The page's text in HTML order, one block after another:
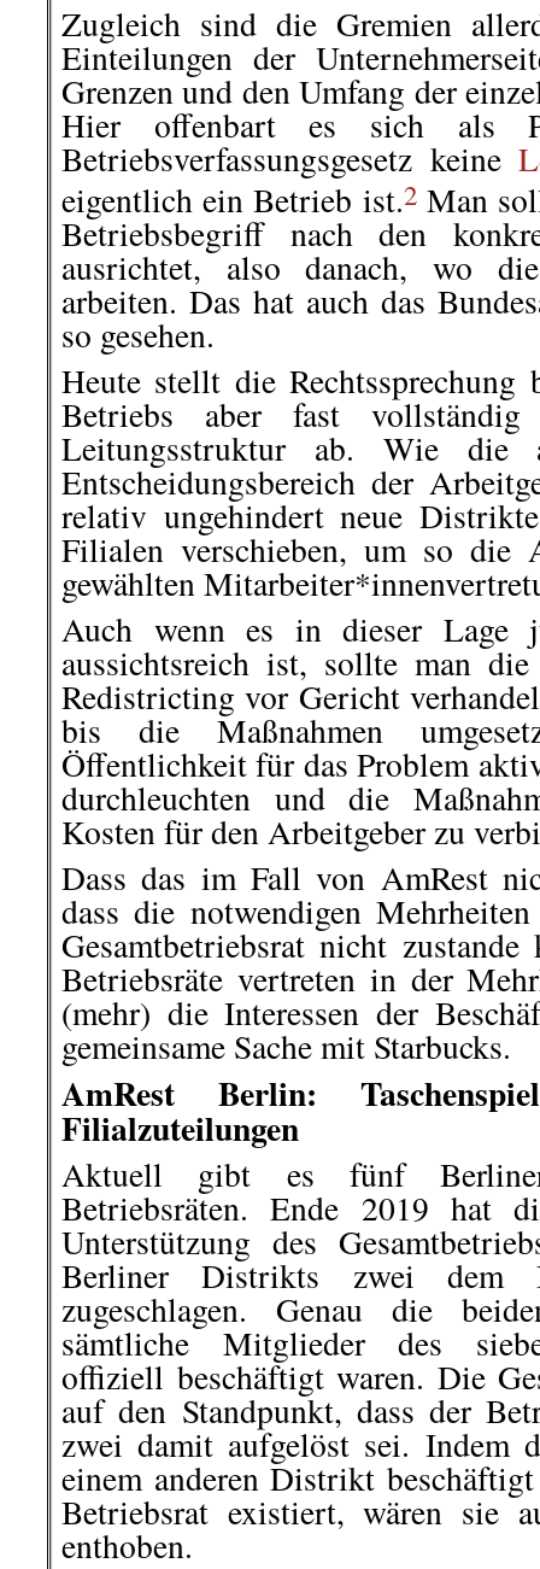
Zugleich sind die Gremien
Einteilungen der
Grenzen und den Umfang der
Hier offenbart es sich als
Betriebsverfassungsgesetz keine
eigentlich ein Betrieb ist.2Man
Betriebsbegriff nach den
ausrichtet, also danach, wo
arbeiten. Das hat auch das
so gesehen.
Heute stellt die Rechtssprechung
Betriebs aber fast
Leitungsstruktur ab. Wie
Entscheidungsbereich der
relativ ungehindert neue
Filialen verschieben, um so die
gewählten
Auch wenn es in dieser Lage
aussichtsreich ist, sollte man
Redistricting vor Gericht
bis die Maßnahmen
Öffentlichkeit für das Problem
durchleuchten und die
Kosten für den Arbeitgeber zu
Dass das im Fall von AmRest
dass die notwendigen
Gesamtbetriebsrat nicht
Betriebsräte vertreten in der
(mehr) die Interessen der
gemeinsame Sache mit Starbucks.
AmRest Berlin:
Filialzuteilungen
Aktuell gibt es fünf
Betriebsräten. Ende 2019 hat
Unterstützung des
Berliner Distrikts zwei dem
zugeschlagen. Genau die
sämtliche Mitglieder des
offiziell beschäftigt waren. Die
auf den Standpunkt, dass der
zwei damit aufgelöst sei. Indem
einem anderen Distrikt
Betriebsrat existiert, wären sie
enthoben.